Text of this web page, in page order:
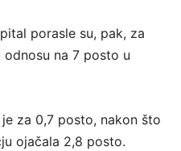
porasle su, pak, za
na 7 posto u
za 0,7 posto, nakon što
ojačala 2,8 posto.